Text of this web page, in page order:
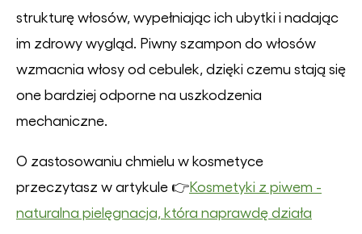
strukturę włosów, wypełniając ich ubytki i nadając
im zdrowy wygląd. Piwny szampon do włosów
wzmacnia włosy od cebulek, dzięki czemu stają się
one bardziej odporne na uszkodzenia
mechaniczne.
O zastosowaniu chmielu w kosmetyce
przeczytasz w artykule 👉Kosmetyki z piwem -
naturalna pielęgnacja, która naprawdę działa